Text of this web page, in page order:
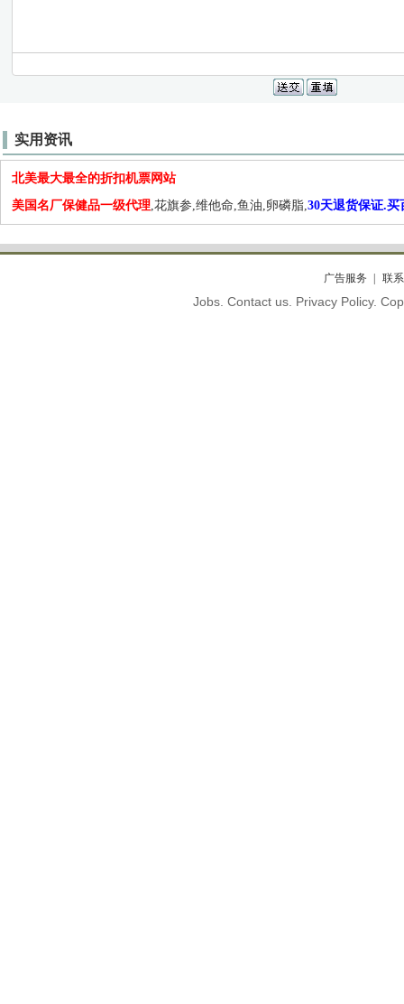
实用资讯
北美最大最全的折扣机票网站
美国名厂保健品一级代理,花旗参,维他命,鱼油,卵磷脂,30天退货保证.买
广告服务 联
Jobs. Contact us. Privacy Policy.